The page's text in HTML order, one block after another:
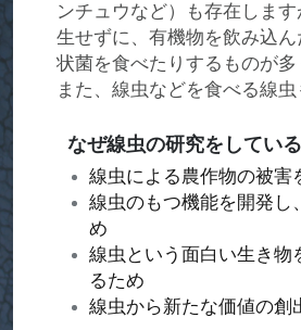
ンチュウなど）も存在しま
生せずに、有機物を飲み込
状菌を食べたりするものが多
また、線虫などを食べる線虫
なぜ線虫の研究をしてい
線虫による農作物の被害
線虫のもつ機能を開発し
め
線虫という面白い生き物
るため
線虫から新たな価値の創